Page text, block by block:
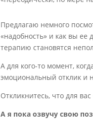
Предлагаю немного
«надобность» и как вы ее
терапию становятся
А для кого-то момент,
эмоциональный отклик и
Откликнитесь, что для
А я пока озвучу свою